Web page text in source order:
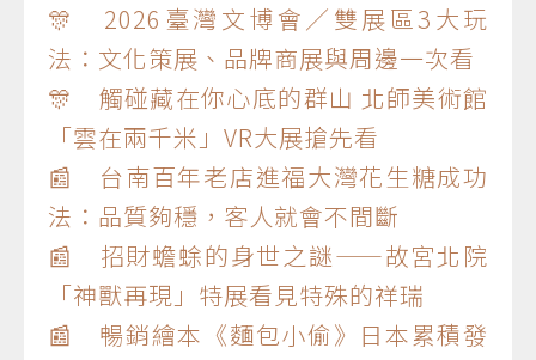
🎊 2026臺灣文博會／雙展區3大玩
法：文化策展、品牌商展與周邊一次看
🎊 觸碰藏在你心底的群山 北師美術館
「雲在兩千米」VR大展搶先看
📰 台南百年老店進福大灣花生糖成功
法：品質夠穩，客人就會不間斷
📰 招財蟾蜍的身世之謎——故宮北院
「神獸再現」特展看見特殊的祥瑞
📰 暢銷繪本《麵包小偷》日本累積發